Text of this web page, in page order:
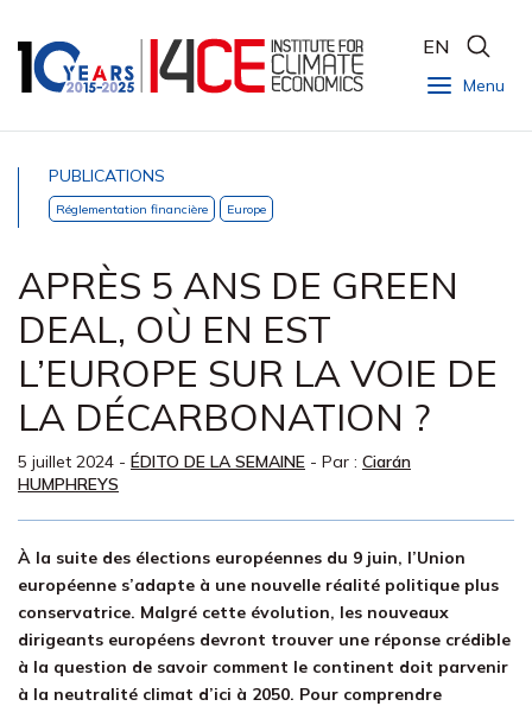
Menu
EN
PUBLICATIONS
Réglementation financière Europe
APRÈS 5 ANS DE GREEN
DEAL, OÙ EN EST
L’EUROPE SUR LA VOIE DE
LA DÉCARBONATION ?
5 juillet 2024 - ÉDITO DE LA SEMAINE - Par : Ciarán
HUMPHREYS
À la suite des élections européennes du 9 juin, l’Union
européenne s’adapte à une nouvelle réalité politique plus
conservatrice. Malgré cette évolution, les nouveaux
dirigeants européens devront trouver une réponse crédible
à la question de savoir comment le continent doit parvenir
à la neutralité climat d’ici à 2050. Pour comprendre